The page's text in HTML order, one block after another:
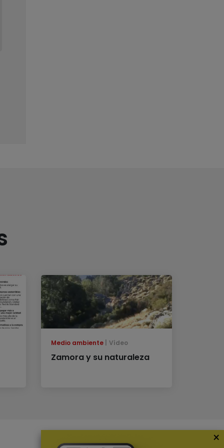
Medio ambiente Vídeo
Zamora y su naturaleza
×